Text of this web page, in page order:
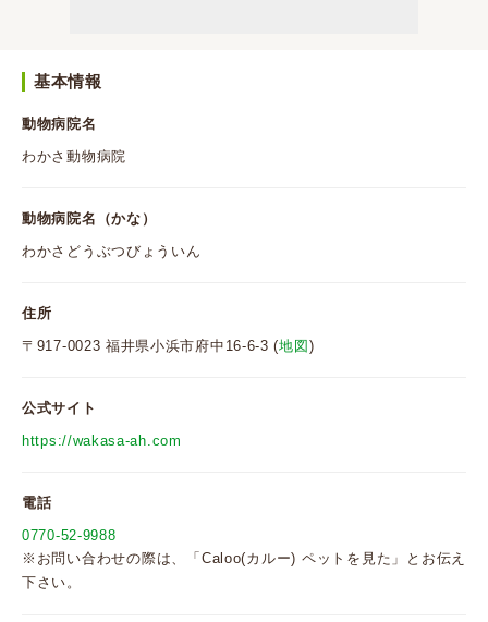
基本情報
動物病院名
わかさ動物病院
動物病院名（かな）
わかさどうぶつびょういん
住所
〒917-0023 福井県小浜市府中16-6-3 (地図 )
公式サイト
https://wakasa-ah.com
電話
0770-52-9988
※お問い合わせの際は、「Caloo(カルー) ペットを見た」とお伝え
下さい。